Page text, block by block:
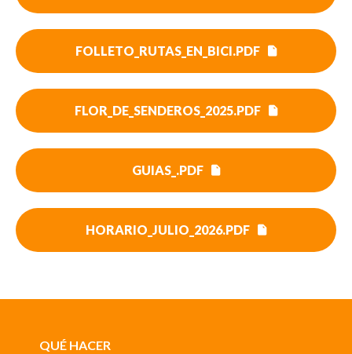
FOLLETO_RUTAS_EN_BICI.PDF
FLOR_DE_SENDEROS_2025.PDF
GUIAS_.PDF
HORARIO_JULIO_2026.PDF
QUÉ HACER